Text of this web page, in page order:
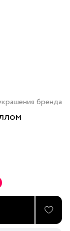
бренда